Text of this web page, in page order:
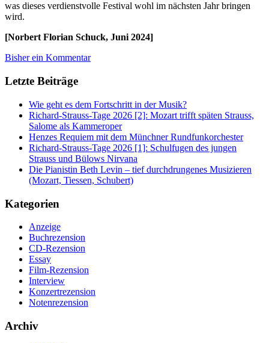
was dieses verdienstvolle Festival wohl im nächsten Jahr bringen
wird.
[Norbert Florian Schuck, Juni 2024]
Bisher ein Kommentar
Letzte Beiträge
Wie geht es dem Fortschritt in der Musik?
Richard-Strauss-Tage 2026 [2]: Mozart trifft späten Strauss,
Salome als Kammeroper
Henzes Requiem mit dem Münchner Rundfunkorchester
Richard-Strauss-Tage 2026 [1]: Schulfugen des jungen
Strauss und Bülows Nirvana
Die Pianistin Beth Levin – tief durchdrungenes Musizieren
(Mozart, Tiessen, Schubert)
Kategorien
Anzeige
Buchrezension
CD-Rezension
Essay
Film-Rezension
Interview
Konzertrezension
Notenrezension
Archiv